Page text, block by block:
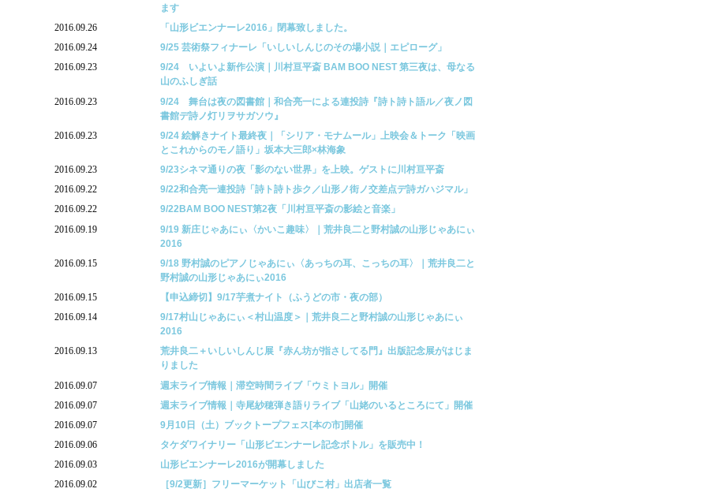
ます
2016.09.26
「山形ビエンナーレ2016」閉幕致しました。
2016.09.24
9/25 芸術祭フィナーレ「いしいしんじのその場小説｜エピローグ」
2016.09.23
9/24 いよいよ新作公演｜川村亘平斎 BAM BOO NEST 第三夜は、母なる
山のふしぎ話
2016.09.23
9/24 舞台は夜の図書館｜和合亮一による連投詩『詩ト詩ト語ル／夜ノ図
書館デ詩ノ灯リヲサガソウ』
2016.09.23
9/24 絵解きナイト最終夜｜「シリア・モナムール」上映会＆トーク「映画
とこれからのモノ語り」坂本大三郎×林海象
2016.09.23
9/23シネマ通りの夜「影のない世界」を上映。ゲストに川村亘平斎
2016.09.22
9/22和合亮一連投詩「詩ト詩ト歩ク／山形ノ街ノ交差点デ詩ガハジマル」
2016.09.22
9/22BAM BOO NEST第2夜「川村亘平斎の影絵と音楽」
2016.09.19
9/19 新庄じゃあにぃ〈かいこ趣味〉｜荒井良二と野村誠の山形じゃあにぃ
2016
2016.09.15
9/18 野村誠のピアノじゃあにぃ〈あっちの耳、こっちの耳〉｜荒井良二と
野村誠の山形じゃあにぃ2016
2016.09.15
【申込締切】9/17芋煮ナイト（ふうどの市・夜の部）
2016.09.14
9/17村山じゃあにぃ＜村山温度＞｜荒井良二と野村誠の山形じゃあにぃ
2016
2016.09.13
荒井良二＋いしいしんじ展『赤ん坊が指さしてる門』出版記念展がはじま
りました
2016.09.07
週末ライブ情報｜滞空時間ライブ「ウミトヨル」開催
2016.09.07
週末ライブ情報｜寺尾紗穂弾き語りライブ「山姥のいるところにて」開催
2016.09.07
9月10日（土）ブックトープフェス[本の市]開催
2016.09.06
タケダワイナリー「山形ビエンナーレ記念ボトル」を販売中！
2016.09.03
山形ビエンナーレ2016が開幕しました
2016.09.02
［9/2更新］フリーマーケット「山びこ村」出店者一覧